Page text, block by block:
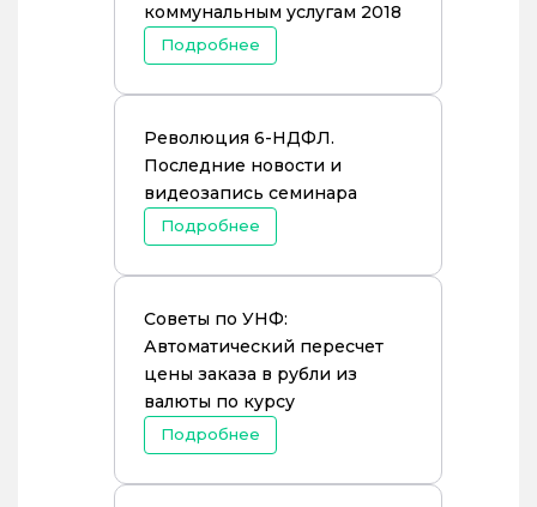
коммунальным услугам 2018
Подробнее
Революция 6-НДФЛ.
Последние новости и
видеозапись семинара
Подробнее
Советы по УНФ:
Автоматический пересчет
цены заказа в рубли из
валюты по курсу
Подробнее